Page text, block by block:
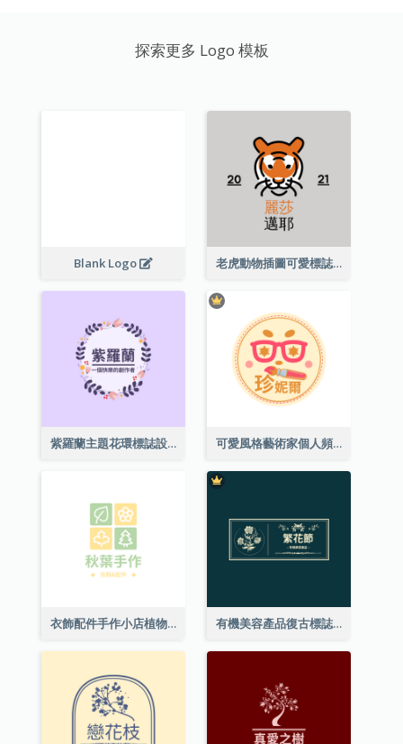
探索更多 Logo 模板
Blank Logo 老虎動物插圖可愛標誌
紫羅蘭主題花環標誌設計 可愛風格藝術家個人頻道標誌
衣飾配件手作小店植物主題標誌設計 有機美容產品復古標誌